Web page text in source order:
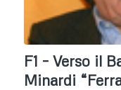
F1 – Verso il
Minardi